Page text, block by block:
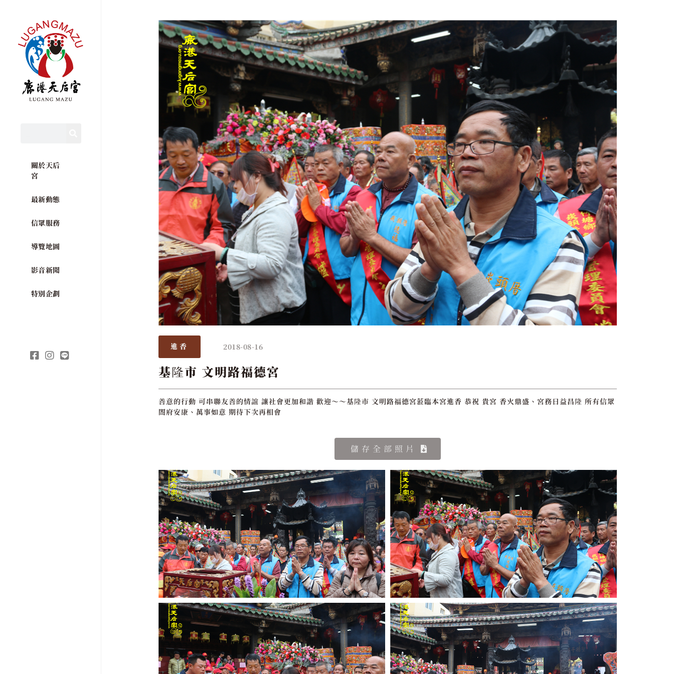
關於天后
宮
最新動態
信眾服務
導覽地圖
影音新聞
特別企劃
進香 2018-08-16
基隆市 文明路福德宮
善意的行動 可串聯友善的情誼 讓社會更加和諧 歡迎～～基隆市 文明路福德宮蒞臨本宮進香 恭祝 貴宮 香火鼎盛、宮務日益昌隆 所有信眾
閤府安康、萬事如意 期待下次再相會
儲存全部照片